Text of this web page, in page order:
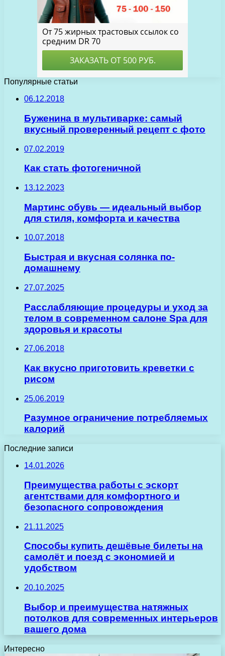
Популярные статьи
06.12.2018
Буженина в мультиварке: самый
вкусный проверенный рецепт с фото
07.02.2019
Как стать фотогеничной
13.12.2023
Мартинс обувь — идеальный выбор
для стиля, комфорта и качества
10.07.2018
Быстрая и вкусная солянка по-
домашнему
27.07.2025
Расслабляющие процедуры и уход за
телом в современном салоне Spa для
здоровья и красоты
27.06.2018
Как вкусно приготовить креветки с
рисом
25.06.2019
Разумное ограничение потребляемых
калорий
Последние записи
14.01.2026
Преимущества работы с эскорт
агентствами для комфортного и
безопасного сопровождения
21.11.2025
Способы купить дешёвые билеты на
самолёт и поезд с экономией и
удобством
20.10.2025
Выбор и преимущества натяжных
потолков для современных интерьеров
вашего дома
Интересно